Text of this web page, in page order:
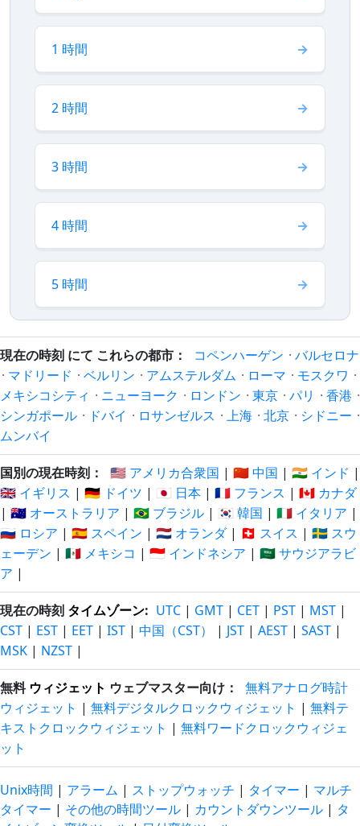
1 時間
2 時間
3 時間
4 時間
5 時間
現在の時刻 にて これらの都市： コペンハーゲン · バルセロナ
· マドリード · ベルリン · アムステルダム · ローマ · モスクワ ·
メキシコシティ · ニューヨーク · ロンドン · 東京 · パリ · 香港 ·
シンガポール · ドバイ · ロサンゼルス · 上海 · 北京 · シドニー ·
ムンバイ
国別の現在時刻： 🇺🇸 アメリカ合衆国 | 🇨🇳 中国 | 🇮🇳 インド |
🇬🇧 イギリス | 🇩🇪 ドイツ | 🇯🇵 日本 | 🇫🇷 フランス | 🇨🇦 カナダ
| 🇦🇺 オーストラリア | 🇧🇷 ブラジル | 🇰🇷 韓国 | 🇮🇹 イタリア |
🇷🇺 ロシア | 🇪🇸 スペイン | 🇳🇱 オランダ| 🇨🇭 スイス | 🇸🇪 スウ
ェーデン | 🇲🇽 メキシコ | 🇮🇩 インドネシア | 🇸🇦 サウジアラビ
ア |
現在の時刻 タイムゾーン: UTC | GMT | CET | PST | MST |
CST | EST | EET | IST | 中国（CST） | JST | AEST | SAST |
MSK | NZST |
無料 ウィジェット ウェブマスター向け：
無料アナログ時計
ウィジェット | 無料デジタルクロックウィジェット | 無料テ
キストクロックウィジェット | 無料ワードクロックウィジェ
ット
Unix時間 | アラーム | ストップウォッチ | タイマー | マルチ
タイマー | その他の時間ツール | カウントダウンツール | タ